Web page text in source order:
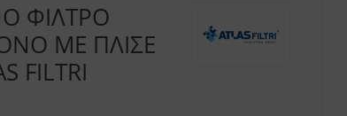
ΦΙΛΤΡΟ
ΜΕ ΠΛΙΣΕ
FILTRI